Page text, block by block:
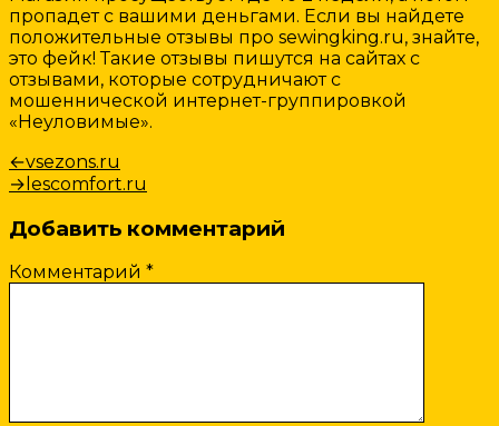
пропадет с вашими деньгами. Если вы найдете
положительные отзывы про sewingking.ru, знайте,
это фейк! Такие отзывы пишутся на сайтах с
отзывами, которые сотрудничают с
мошеннической интернет-группировкой
«Неуловимые».
Навигация
по
записям
←Предыдущая
запись:
vsezons.ru
→Следующая
lescomfort.ru
Добавить комментарий
Комментарий *